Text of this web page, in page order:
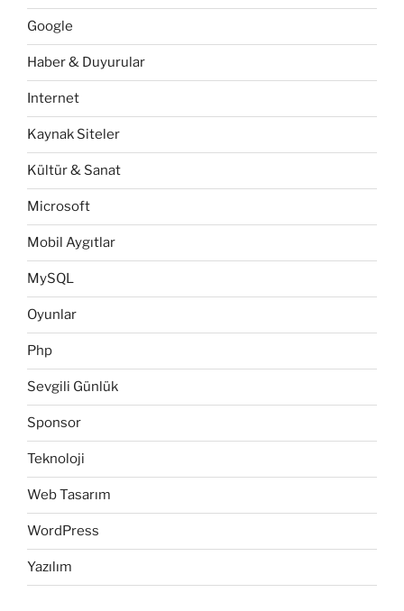
Google
Haber & Duyurular
Internet
Kaynak Siteler
Kültür & Sanat
Microsoft
Mobil Aygıtlar
MySQL
Oyunlar
Php
Sevgili Günlük
Sponsor
Teknoloji
Web Tasarım
WordPress
Yazılım